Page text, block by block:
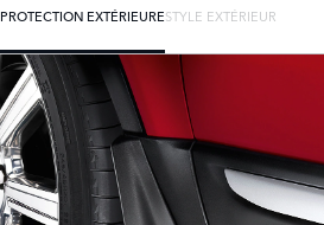
PROTECTION EXTÉRIEURESTYLE EXTÉRIEUR